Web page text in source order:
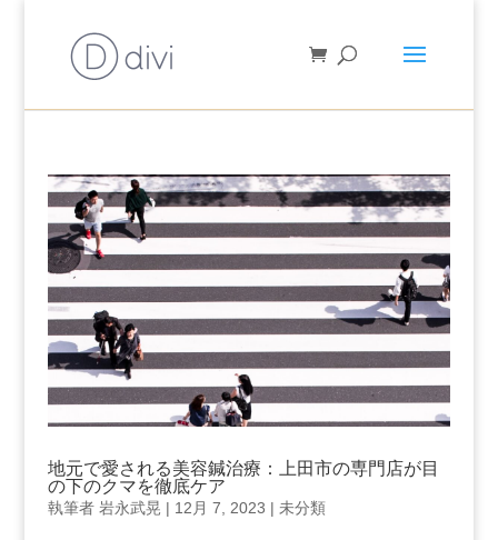
地元で愛される美容鍼治療：上田市の専門店が目
の下のクマを徹底ケア
執筆者 岩永武晃 | 12月 7, 2023 | 未分類